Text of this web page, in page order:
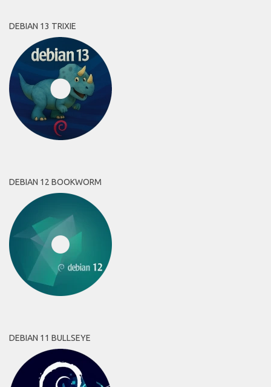
DEBIAN 13 TRIXIE
DEBIAN 12 BOOKWORM
DEBIAN 11 BULLSEYE